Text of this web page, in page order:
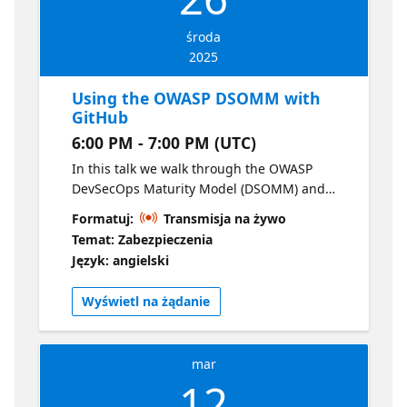
środa
2025
Using the OWASP DSOMM with
GitHub
6:00 PM - 7:00 PM (UTC)
In this talk we walk through the OWASP
DevSecOps Maturity Model (DSOMM) and
look at how implementing GitHub can aid in
shifting-left. Alongside discussing the basics
of the DSOMM, we also map the use of
GitHub services to the model's various
dimensions and sub-dimensions and
demonstrate how to measure the current
maturity state.
Formatuj:
Transmisja na żywo
Temat: Zabezpieczenia
Język: angielski
Wyświetl na żądanie
mar